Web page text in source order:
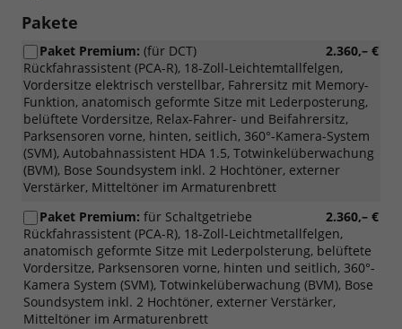
Pakete
2.360,– €
Paket Premium: (für DCT)
Rückfahrassistent (PCA-R), 18-Zoll-Leichtemtallfelgen,
Vordersitze elektrisch verstellbar, Fahrersitz mit Memory-
Funktion, anatomisch geformte Sitze mit Lederposterung,
belüftete Vordersitze, Relax-Fahrer- und Beifahrersitz,
Parksensoren vorne, hinten, seitlich, 360°-Kamera-System
(SVM), Autobahnassistent HDA 1.5, Totwinkelüberwachung
(BVM), Bose Soundsystem inkl. 2 Hochtöner, externer
Verstärker, Mitteltöner im Armaturenbrett
2.360,– €
Paket Premium: für Schaltgetriebe
Rückfahrassistent (PCA-R), 18-Zoll-Leichtmetallfelgen,
anatomisch geformte Sitze mit Lederpolsterung, belüftete
Vordersitze, Parksensoren vorne, hinten und seitlich, 360°-
Kamera System (SVM), Totwinkelüberwachung (BVM), Bose
Soundsystem inkl. 2 Hochtöner, externer Verstärker,
Mitteltöner im Armaturenbrett